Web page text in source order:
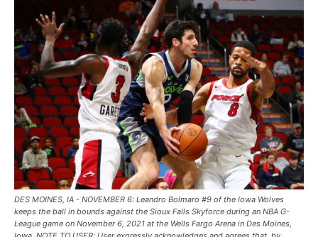
DES MOINES, IA - NOVEMBER 6: Leandro Bolmaro #9 of the Iowa Wolves
keeps the ball in bounds against the Sioux Falls Skyforce during an NBA G-
League game on November 6, 2021 at the Wells Fargo Arena in Des Moines,